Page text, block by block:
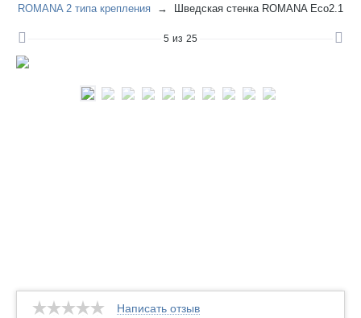
ROMANA 2 типа крепления
Шведская стенка ROMANA Eco2.1
5 из 25
Написать отзыв